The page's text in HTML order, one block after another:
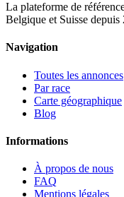
La plateforme de
Belgique et Suisse depuis
Navigation
Toutes les annonces
Par race
Carte géographique
Blog
Informations
À propos de nous
FAQ
Mentions légales